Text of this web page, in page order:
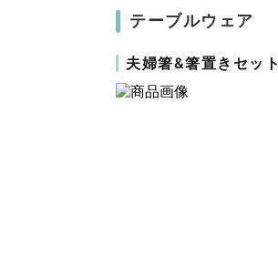
テーブルウェア
夫婦箸&箸置きセット